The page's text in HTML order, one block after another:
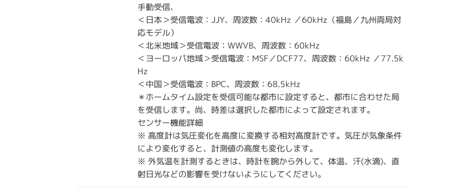
手動受信、
＜日本＞受信電波：JJY、周波数：40kHz ／60kHz（福島／九州両局対
応モデル）
＜北米地域＞受信電波：WWVB、周波数：60kHz
＜ヨーロッパ地域＞受信電波：MSF／DCF77、周波数：60kHz ／77.5k
Hz
＜中国＞受信電波：BPC、周波数：68.5kHz
＊ホームタイム設定を受信可能な都市に設定すると、都市に合わせた局
を受信します。尚、時差は選択した都市によって設定されます。
センサー機能詳細
※ 高度計は気圧変化を高度に変換する相対高度計です。気圧が気象条件
により変化すると、計測値の高度も変化します。
※ 外気温を計測するときは、時計を腕から外して、体温、汗(水滴)、直
射日光などの影響を受けないようにしてください。